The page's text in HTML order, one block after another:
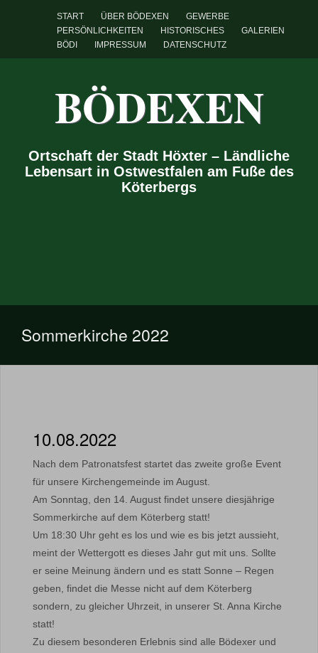
START ÜBER BÖDEXEN
GEWERBE
PERSÖNLICHKEITEN
HISTORISCHES
GALERIEN
BÖDI
IMPRESSUM DATENSCHUTZ
BÖDEXEN
Ortschaft der Stadt Höxter – Ländliche
Lebensart in Ostwestfalen am Fuße des
Köterbergs
Sommerkirche 2022
10.08.2022
Nach dem Patronatsfest startet das zweite große Event
für unsere Kirchengemeinde im August.
Am Sonntag, den 14. August findet unsere diesjährige
Sommerkirche auf dem Köterberg statt!
Um 18:30 Uhr geht es los und wie es bis jetzt aussieht,
meint der Wettergott es dieses Jahr gut mit uns. Sollte
er seine Meinung ändern und es statt Sonne – Regen
geben, findet die Messe nicht auf dem Köterberg
sondern, zu gleicher Uhrzeit, in unserer St. Anna Kirche
statt!
Zu diesem besonderen Erlebnis sind alle Bödexer und